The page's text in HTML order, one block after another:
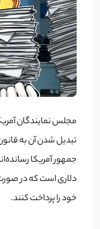
مجلس نمایندگان
دلاری است که در صورت
خود را پرداخت کنند.